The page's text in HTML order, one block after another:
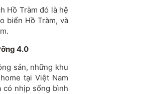
Hồ Tràm đó là hệ
biển Hồ Tràm, và
4.0
sản, những khu
tại Việt Nam
có nhịp sống bình